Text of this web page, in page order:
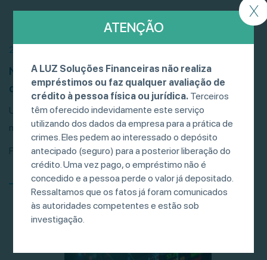
ATENÇÃO
X
A LUZ Soluções Financeiras não realiza
empréstimos ou faz qualquer avaliação de
crédito à pessoa física ou jurídica. Terceiros
têm oferecido indevidamente este serviço
utilizando dos dados da empresa para a prática de
crimes. Eles pedem ao interessado o depósito
antecipado (seguro) para a posterior liberação do
crédito. Uma vez pago, o empréstimo não é
concedido e a pessoa perde o valor já depositado.
Ressaltamos que os fatos já foram comunicados
às autoridades competentes e estão sob
investigação.
21/07/26
Negociação de debêntures, CRIs e CRAs
desacelera, mas bate recorde
Um levantamento da POP BR mostrou que esses títulos
movimentaram R$ 681 bilhões entre janeiro […]
Fonte: Valor Investe